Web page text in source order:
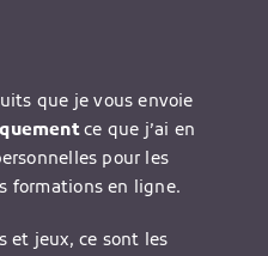
que je vous envoie
ce que j’ai en
pour les
formations en ligne.
et jeux, ce sont les